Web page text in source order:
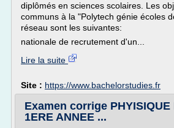
diplômés en sciences scolaires. Les
communs à la "Polytech génie écoles
réseau sont les suivantes:
nationale de recrutement d'un...
Lire la suite
Site : https://www.bachelorstudies.fr
Examen corrige PHYISIQUE
1ERE ANNEE ...